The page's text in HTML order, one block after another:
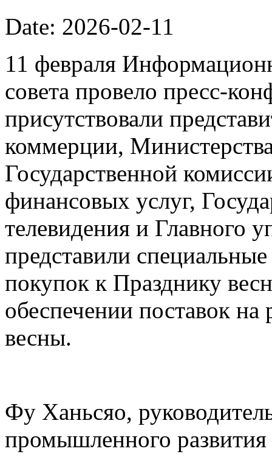
Date: 2026-02-11
11 февраля
совета провело пресс-
присутствовали
коммерции,
Государственной
финансовых услуг,
телевидения и Главного
представили
покупок к Празднику
обеспечении поставок
весны.
Фу Ханьсяо,
промышленного